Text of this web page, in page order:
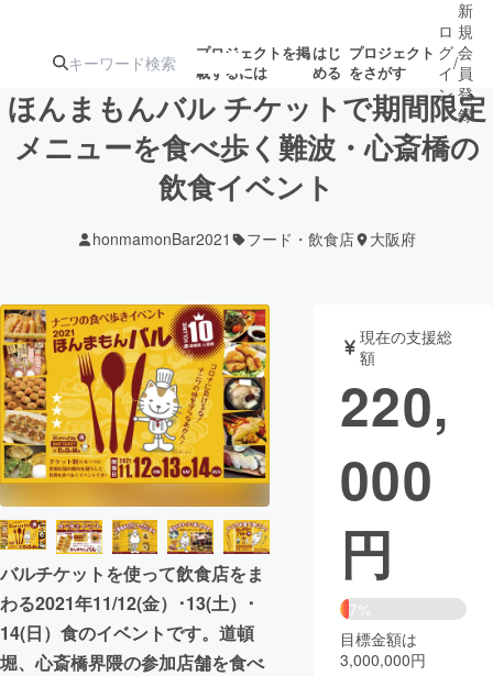
プロジェクトを掲
載するには
はじ
める
プロジェクト
をさがす
注目の新着プロ募集終了が近いプ
テクノロジー・ガジェット
映像・映画 書籍・雑誌
ビジネス・起業 チャレンジ
まちづくり・地域活性化
CAMPFIRE for Social Good
CAMPFIRE Creation
CAMPFIREふるさと納税
コミュニティ
ロ
グ
イ
ン
/
新
規
会
員
登
録
ほんまもんバル チケットで期間限定
メニューを食べ歩く難波・心斎橋の
飲食イベント
honmamonBar2021 フード・飲食店 大阪府
バルチケットを使って飲食店をま
わる2021年11/12(金）･13(土）･
14(日）食のイベントです。道頓
堀、心斎橋界隈の参加店舗を食べ
現在の支援総
額
220,
000
円
7%
目標金額は
3,000,000円